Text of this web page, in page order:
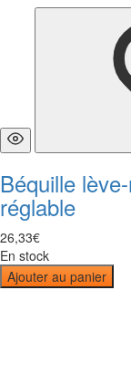
Béquille
réglable
26,33€
En stock
Ajouter au panier